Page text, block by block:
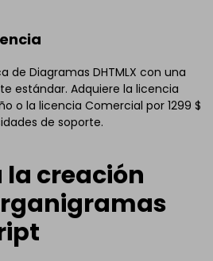
de Diagramas DHTMLX con una
estándar. Adquiere la licencia
o la licencia Comercial por 1299 $
de soporte.
la creación